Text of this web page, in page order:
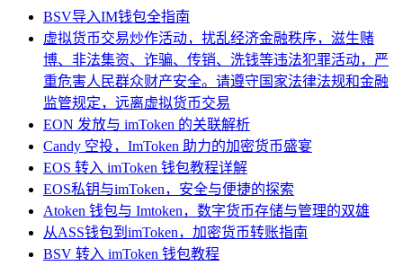
BSV导入IM钱包全指南
虚拟货币交易炒作活动，扰乱经济金融秩序，滋生赌
博、非法集资、诈骗、传销、洗钱等违法犯罪活动，严
重危害人民群众财产安全。请遵守国家法律法规和金融
监管规定，远离虚拟货币交易
EON 发放与 imToken 的关联解析
Candy 空投，ImToken 助力的加密货币盛宴
EOS 转入 imToken 钱包教程详解
EOS私钥与imToken，安全与便捷的探索
Atoken 钱包与 Imtoken，数字货币存储与管理的双雄
从ASS钱包到imToken，加密货币转账指南
BSV 转入 imToken 钱包教程